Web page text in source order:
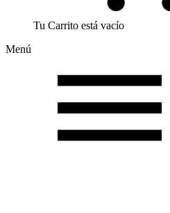
Tu Carrito está vacío
Menú